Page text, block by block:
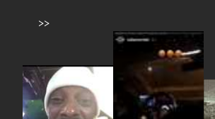
>>